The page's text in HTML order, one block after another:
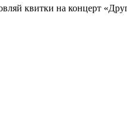
квитки на концерт